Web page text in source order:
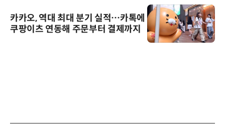
카카오, 역대 최대 분기 실적…카톡에
쿠팡이츠 연동해 주문부터 결제까지